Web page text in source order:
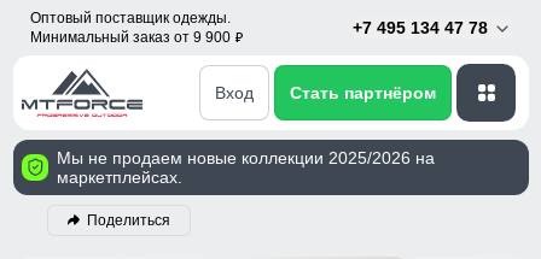
Оптовый поставщик одежды.
Минимальный заказ от 9 900 p
+7 495 134 47 78
Вход Стать партнёром
Мы не продаем новые коллекции 2025/2026 на
маркетплейсах.
Поделиться